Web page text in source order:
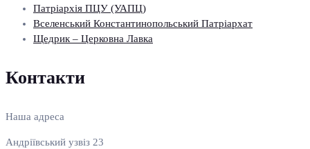
Патріархія ПЦУ (УАПЦ)
Вселенський Константинопольський Патріархат
Щедрик – Церковна Лавка
Контакти
Наша адреса
Андріївський узвіз 23